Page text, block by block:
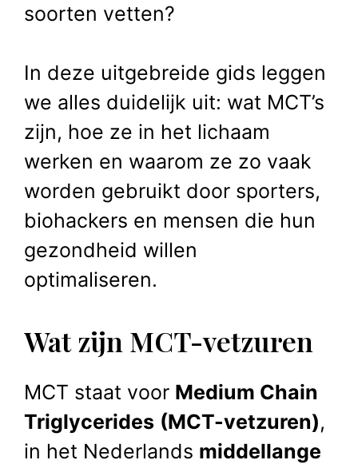
soorten vetten?
In deze uitgebreide gids leggen
we alles duidelijk uit: wat MCT’s
zijn, hoe ze in het lichaam
werken en waarom ze zo vaak
worden gebruikt door sporters,
biohackers en mensen die hun
gezondheid willen
optimaliseren.
Wat zijn MCT-vetzuren
MCT staat voor Medium Chain
Triglycerides (MCT-vetzuren),
in het Nederlands middellange